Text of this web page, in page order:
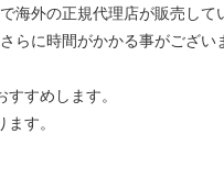
海外の正規代理店が販売し
らに時間がかかる事がござ
すめします。
す。